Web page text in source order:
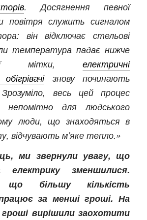
. Досягнення певної
повітря служить сигналом
він відключає стельові
температура падає нижче
мітки, електричні
знову починають
весь цей процес
непомітно для людського
люди, що знаходяться в
відчувають м’яке тепло.»
ми звернули увагу, що
електрику зменшилися.
що більшу кількість
працює за менші гроші. На
гроші вирішили заохотити